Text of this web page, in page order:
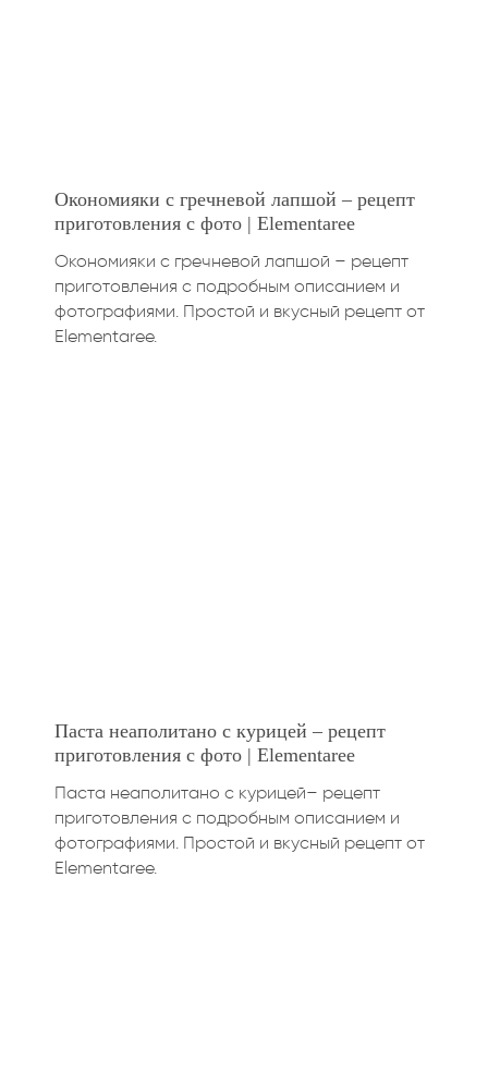
Окономияки с гречневой лапшой – рецепт
приготовления с фото | Elementaree
Окономияки с гречневой лапшой – рецепт
приготовления с подробным описанием и
фотографиями. Простой и вкусный рецепт от
Elementaree.
Паста неаполитано с курицей – рецепт
приготовления с фото | Elementaree
Паста неаполитано с курицей– рецепт
приготовления с подробным описанием и
фотографиями. Простой и вкусный рецепт от
Elementaree.